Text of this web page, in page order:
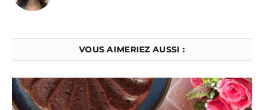
VOUS AIMERIEZ AUSSI :